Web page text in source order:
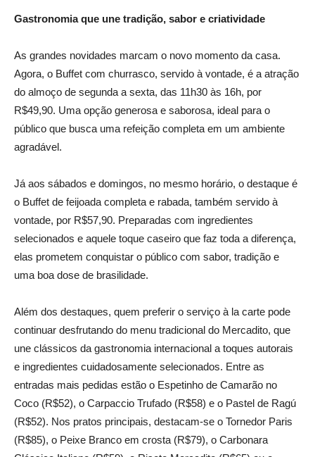
Gastronomia que une tradição, sabor e criatividade
As grandes novidades marcam o novo momento da casa.
Agora, o Buffet com churrasco, servido à vontade, é a atração
do almoço de segunda a sexta, das 11h30 às 16h, por
R$49,90. Uma opção generosa e saborosa, ideal para o
público que busca uma refeição completa em um ambiente
agradável.
Já aos sábados e domingos, no mesmo horário, o destaque é
o Buffet de feijoada completa e rabada, também servido à
vontade, por R$57,90. Preparadas com ingredientes
selecionados e aquele toque caseiro que faz toda a diferença,
elas prometem conquistar o público com sabor, tradição e
uma boa dose de brasilidade.
Além dos destaques, quem preferir o serviço à la carte pode
continuar desfrutando do menu tradicional do Mercadito, que
une clássicos da gastronomia internacional a toques autorais
e ingredientes cuidadosamente selecionados. Entre as
entradas mais pedidas estão o Espetinho de Camarão no
Coco (R$52), o Carpaccio Trufado (R$58) e o Pastel de Ragú
(R$52). Nos pratos principais, destacam-se o Tornedor Paris
(R$85), o Peixe Branco em crosta (R$79), o Carbonara